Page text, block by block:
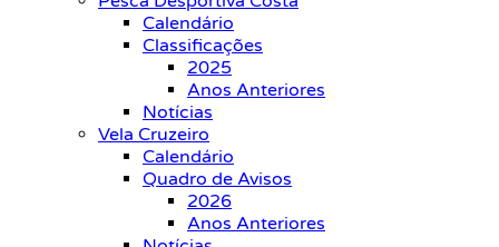
Calendário
Classificações
2025
Anos Anteriores
Notícias
Vela Cruzeiro
Calendário
Quadro de Avisos
2026
Anos Anteriores